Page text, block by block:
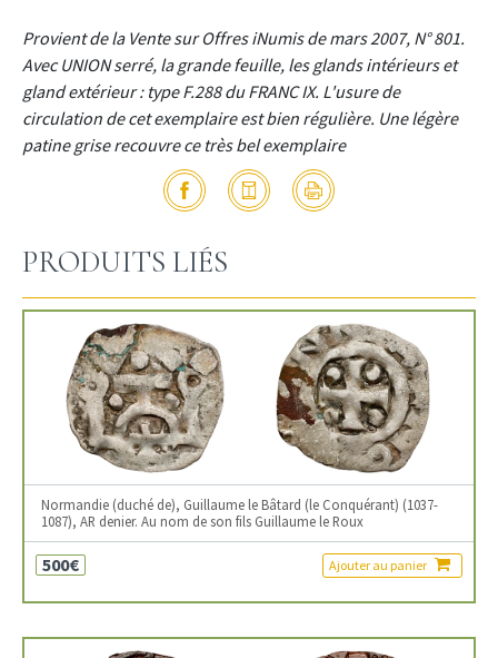
Provient de la Vente sur Offres iNumis de mars 2007, N° 801.
Avec UNION serré, la grande feuille, les glands intérieurs et
gland extérieur : type F.288 du FRANC IX. L'usure de
circulation de cet exemplaire est bien régulière. Une légère
patine grise recouvre ce très bel exemplaire
PRODUITS LIÉS
Normandie (duché de), Guillaume le Bâtard (le Conquérant) (1037-
1087), AR denier. Au nom de son fils Guillaume le Roux
500€ Ajouter au panier